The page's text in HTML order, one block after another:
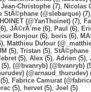
Jean-Christophe (7), Nicolas
StÃ©phane (@slebarque) (7),
(@YanThoinet) (7),
JÃ©rÃ´me (6), Paul (6),
Bonjour (6), boris (6),
Matthieu Dufour
(5), Tristan (5), StÃ©phane
(5), Alex (5), Adrien (5),
(5), (@bvanryb) (@bvanryb)
(@arnaud_thurudev)
(5), Fabrice Camurat
(5), hervet (5), Joel (5)